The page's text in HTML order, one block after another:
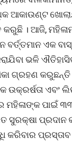
। ଆଜି,
ବର୍ତ୍ତମାନ ଏକ
ଭଳି
ଗ୍ରହଣ
ଉକ୍ରର୍ଷତା
ମହିଳାଙ୍କ ପାଇଁ
ପ୍ରଦାନ
କରିବାର